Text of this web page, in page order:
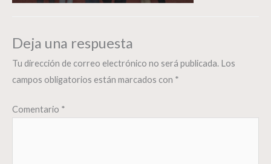
Deja una respuesta
Tu dirección de correo electrónico no será publicada. Los
campos obligatorios están marcados con *
Comentario *